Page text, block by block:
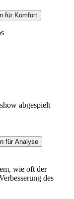
für Komfort
abgespielt
für Analyse
wie oft der
des